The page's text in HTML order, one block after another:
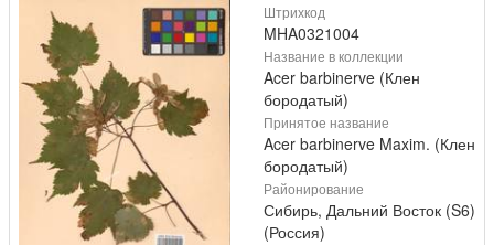
Штрихкод
MHA0321004
Название в коллекции
Acer barbinerve (Клен
бородатый)
Принятое название
Acer barbinerve Maxim. (Клен
бородатый)
Районирование
Сибирь, Дальний Восток (S6)
(Россия)